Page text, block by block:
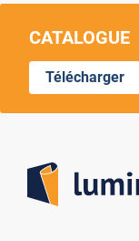
CATALOGUE
Télécharger